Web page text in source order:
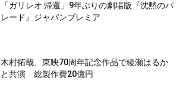
「ガリレオ 帰還」9年ぶりの劇場版『沈黙のパ
レード』ジャパンプレミア
木村拓哉、東映70周年記念作品で綾瀬はるか
と共演 総製作費20億円